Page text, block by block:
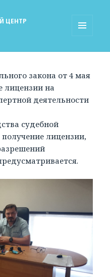
ЦЕНТР
закона от 4 мая
лицензии на
деятельности
судебной
лицензии,